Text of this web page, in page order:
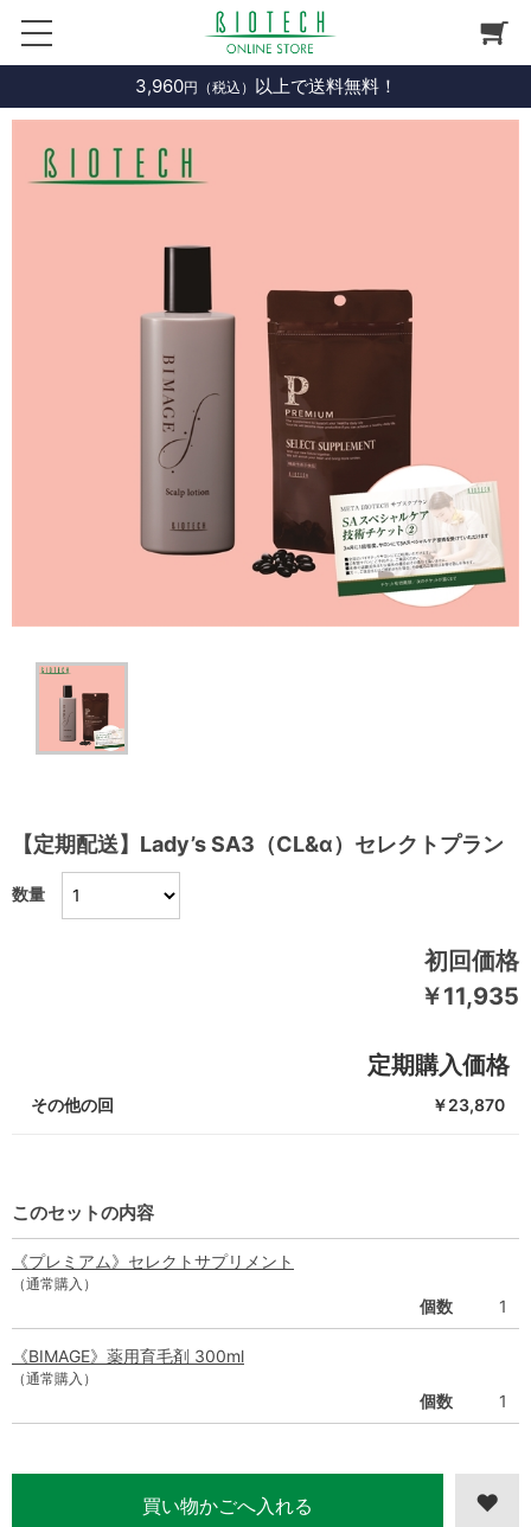
3,960円（税込） 以上で送料無料！
【定期配送】Lady’s SA3（CL&α）セレクトプラン
初回価格
￥11,935
定期購入価格
その他の回 ￥23,870
数量
このセットの内容
《プレミアム》セレクトサプリメント
（通常購入）
個数 1
《BIMAGE》薬用育毛剤 300ml
（通常購入）
個数 1